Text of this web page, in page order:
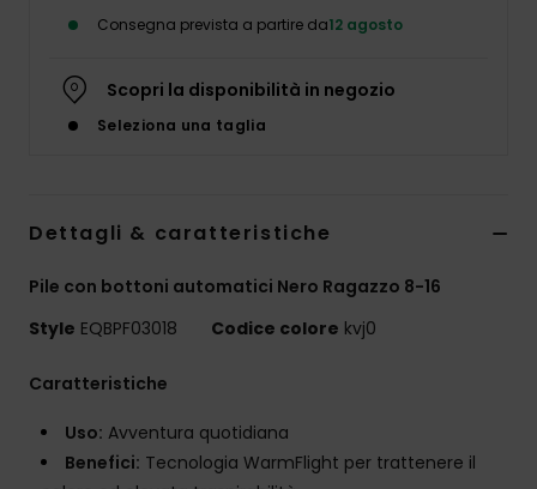
Consegna prevista a partire da12 agosto
Scopri la disponibilità in negozio
Seleziona una taglia
Dettagli & caratteristiche
Pile con bottoni automatici Nero Ragazzo 8-16
Style EQBPF03018 Codice colore kvj0
Caratteristiche
Uso: Avventura quotidiana
Benefici: Tecnologia WarmFlight per trattenere il